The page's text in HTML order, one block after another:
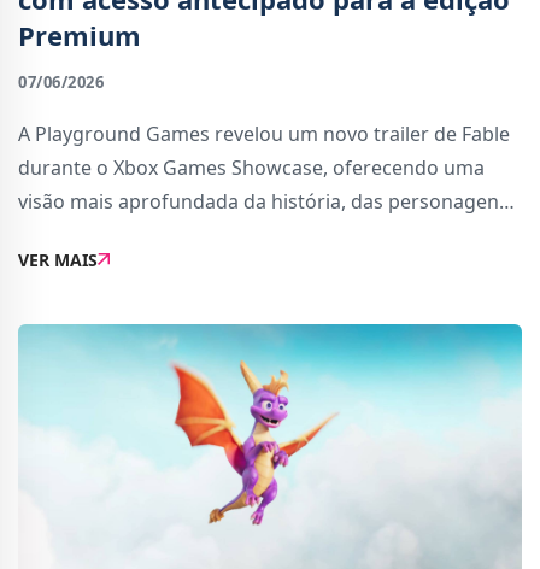
Premium
07/06/2026
A Playground Games revelou um novo trailer de Fable
durante o Xbox Games Showcase, oferecendo uma
visão mais aprofundada da história, das personagens
sequências de jogabilidade, combate, magia e alguma
VER MAIS